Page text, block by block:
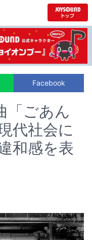
Facebook
「ごあん
代社会に
和感を表